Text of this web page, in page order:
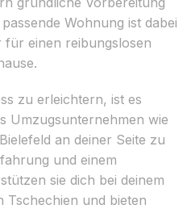
Wohnung ist dabei
für einen reibungslosen
zu erleichtern, ist es
Umzugsunternehmen wie
an deiner Seite zu
und einem
sie dich bei deinem
Tschechien und bieten